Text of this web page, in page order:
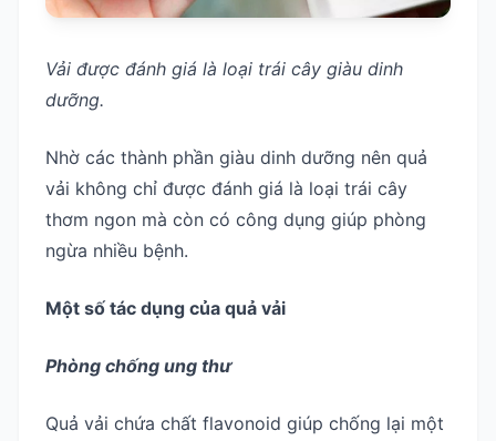
Vải được đánh giá là loại trái cây giàu dinh
dưỡng.
Nhờ các thành phần giàu dinh dưỡng nên quả
vải không chỉ được đánh giá là loại trái cây
thơm ngon mà còn có công dụng giúp phòng
ngừa nhiều bệnh.
Một số tác dụng của quả vải
Phòng chống ung thư
Quả vải chứa chất flavonoid giúp chống lại một